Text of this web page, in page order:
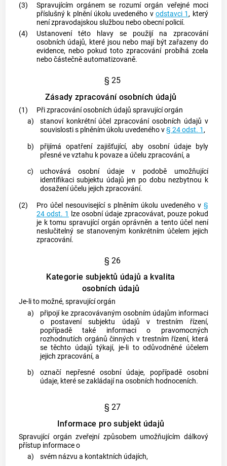
(3)
Spravujícím orgánem se rozumí orgán veřejné moci
příslušný k plnění úkolu uvedeného vodstavci 1, který
není zpravodajskou službou nebo obecní policií.
(4)
Ustanovení této hlavy se použijí na zpracování
osobních údajů, které jsou nebo mají být zařazeny do
evidence, nebo pokud toto zpracování probíhá zcela
nebo částečně automatizovaně.
§ 25
Zásady zpracování osobních údajů
(1)
Při zpracování osobních údajů spravující orgán
a)
stanoví konkrétní účel zpracování osobních údajů v
souvislosti s plněním úkolu uvedeného v§ 24 odst. 1,
b)
přijímá opatření zajišťující, aby osobní údaje byly
přesné ve vztahu k povaze a účelu zpracování, a
c)
uchovává osobní údaje v podobě umožňující
identifikacisubjektu údajů jen po dobu nezbytnou k
dosažení účelu jejich zpracování.
(2)
Pro účel nesouvisející s plněním úkolu uvedeného v §
24 odst. 1 lze osobní údaje zpracovávat, pouze pokud
je k tomu spravující orgán oprávněn a tento účel není
neslučitelný se stanoveným konkrétním účelem jejich
zpracování.
§ 26
Kategorie subjektů údajů a kvalita
osobních údajů
Je-li to možné, spravující orgán
a)
připojí ke zpracovávaným osobním údajům informaci
o postavenísubjektu údajů vtrestním řízení,
popřípadě také informaci o pravomocných
rozhodnutích orgánů činných v trestním řízení, která
se těchto údajů týkají, je-li to odůvodněné účelem
jejich zpracování, a
b)
označí nepřesné osobní údaje, popřípadě osobní
údaje, které se zakládají na osobních hodnoceních.
§ 27
Informace pro subjekt údajů
Spravující orgán zveřejní způsobem umožňujícím dálkový
přístup informace o
a)
svém názvu a kontaktních údajích,